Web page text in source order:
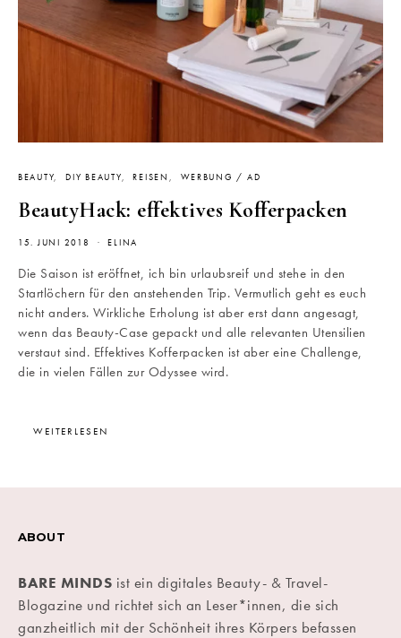
BEAUTY DIY BEAUTY REISEN WERBUNG / AD
BeautyHack: effektives Kofferpacken
15. JUNI 2018 ELINA
Die Saison ist eröffnet, ich bin urlaubsreif und stehe in den
Startlöchern für den anstehenden Trip. Vermutlich geht es euch
nicht anders. Wirkliche Erholung ist aber erst dann angesagt,
wenn das Beauty-Case gepackt und alle relevanten Utensilien
verstaut sind. Effektives Kofferpacken ist aber eine Challenge,
die in vielen Fällen zur Odyssee wird.
WEITERLESEN
ABOUT
BARE MINDS ist ein digitales Beauty- & Travel-
Blogazine und richtet sich an Leser*innen, die sich
ganzheitlich mit der Schönheit ihres Körpers befassen